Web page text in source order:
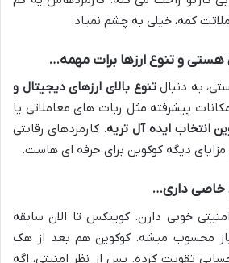
کمه، خیلی به چشم نمیاد.
هستی و تنوع ارزها برات مهمه…
به دنبالتنوع بالای ارزهای دیجیتال و
پیشرفته مثل ربات های معاملاتی یا
انتخاب ایده آل تریه. کارمزدهای رقابتی
مزایای دیگه کوکوین برای حرفه ای هاست.
خاصی داری…
خوبی دارن. کوینکس تا الان سابقه
محسوب میشه. کوکوین هم بعد از هک
رو حسابی تقویت کرده. پس از نظر امنیتی، اگه